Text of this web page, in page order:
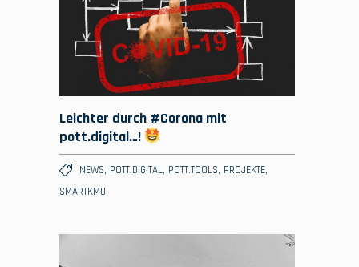
Leichter durch #Corona mit
pott.digital…!
NEWS, POTT.DIGITAL, POTT.TOOLS, PROJEKTE,
SMARTKMU